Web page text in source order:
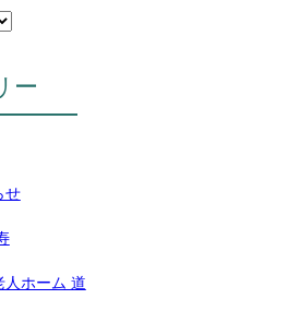
ー
せ
人ホーム 道